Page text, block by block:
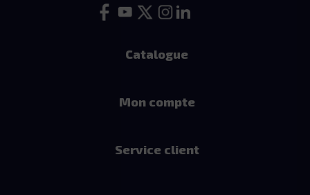
Catalogue
Mon compte
Service client